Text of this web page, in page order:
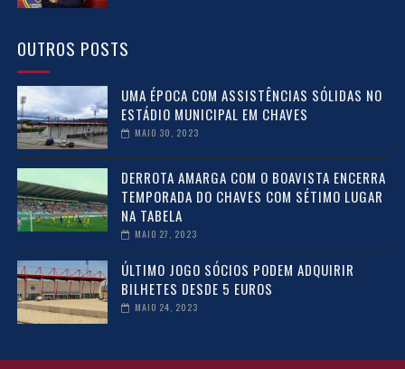
OUTROS POSTS
UMA ÉPOCA COM ASSISTÊNCIAS SÓLIDAS NO
ESTÁDIO MUNICIPAL EM CHAVES
MAIO 30, 2023
DERROTA AMARGA COM O BOAVISTA ENCERRA
TEMPORADA DO CHAVES COM SÉTIMO LUGAR
NA TABELA
MAIO 27, 2023
ÚLTIMO JOGO SÓCIOS PODEM ADQUIRIR
BILHETES DESDE 5 EUROS
MAIO 24, 2023